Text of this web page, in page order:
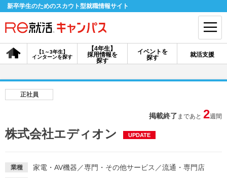
新卒学生のためのスカウト型就職情報サイト
【4年生】
採用情報を
探す
【1～3年生】
インターンを探す
イベントを
探す
就活支援
会員登録 ログイン
正社員
掲載終了 まであと 2週間
株式会社エディオン UPDATE
業種 家電・AV機器 ／専門・その他サービス ／流通・専門店